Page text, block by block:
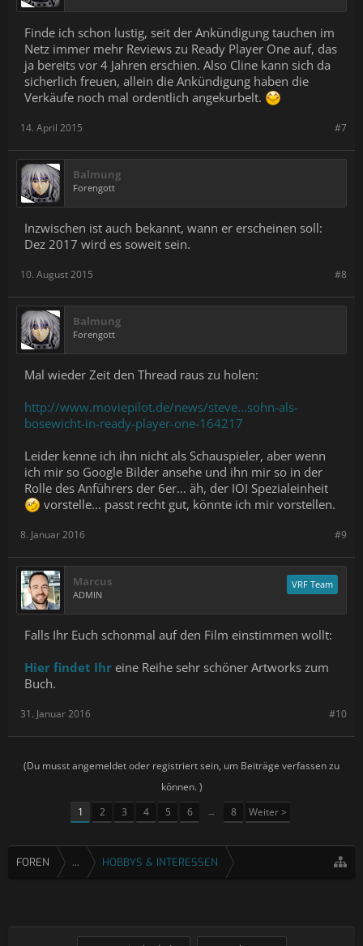
Finde ich schon lustig, seit der Ankündigung tauchen im
Netz immer mehr Reviews zu Ready Player One auf, das
ja bereits vor 4 Jahren erschien. Also Cline kann sich da
sicherlich freuen, allein die Ankündigung haben die
Verkäufe noch mal ordentlich angekurbelt.
#7
14. April 2015
Balmung
Forengott
Inzwischen ist auch bekannt, wann er erscheinen soll:
Dez 2017 wird es soweit sein.
#8
10. August 2015
Balmung
Forengott
Mal wieder Zeit den Thread raus zu holen:
http://www.moviepilot.de/news/steve...sohn-als-
bosewicht-in-ready-player-one-164217
Leider kenne ich ihn nicht als Schauspieler, aber wenn
ich mir so Google Bilder ansehe und ihn mir so in der
Rolle des Anführers der 6er... äh, der IOI Spezialeinheit
vorstelle... passt recht gut, könnte ich mir vorstellen.
#9
8. Januar 2016
Marcus
ADMIN
VRF Team
Falls Ihr Euch schonmal auf den Film einstimmen wollt:
Hier findet Ihr eine Reihe sehr schöner Artworks zum
Buch.
#10
31. Januar 2016
(Du musst angemeldet oder registriert sein, um Beiträge verfassen zu
können. )
1
2 3 4 5 6 → 8 Weiter >
FOREN ... HOBBYS & INTERESSEN